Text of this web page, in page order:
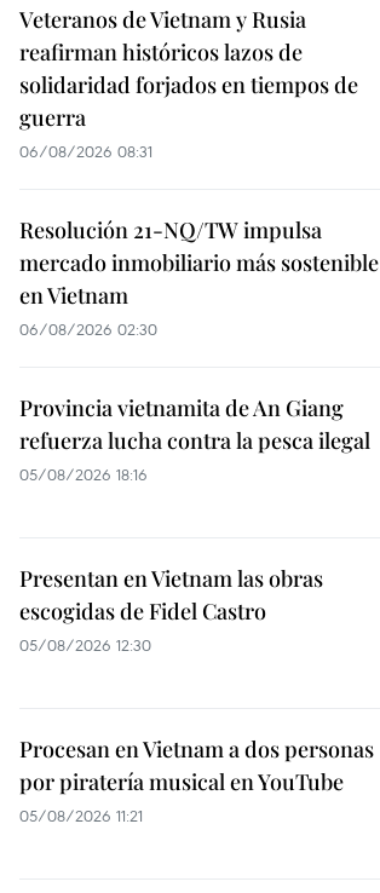
Veteranos de Vietnam y Rusia
reafirman históricos lazos de
solidaridad forjados en tiempos de
guerra
06/08/2026 08:31
Resolución 21-NQ/TW impulsa
mercado inmobiliario más sostenible
en Vietnam
06/08/2026 02:30
Provincia vietnamita de An Giang
refuerza lucha contra la pesca ilegal
05/08/2026 18:16
Presentan en Vietnam las obras
escogidas de Fidel Castro
05/08/2026 12:30
Procesan en Vietnam a dos personas
por piratería musical en YouTube
05/08/2026 11:21